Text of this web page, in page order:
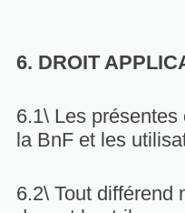
6. DROIT
6.1\ Les
la BnF et les
6.2\ Tout différend